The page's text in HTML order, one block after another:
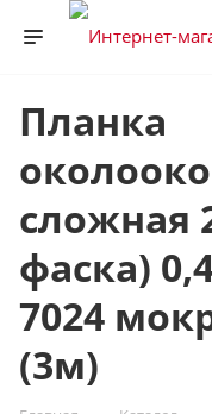
Планка
сложная
фаска)
7024
(3м)